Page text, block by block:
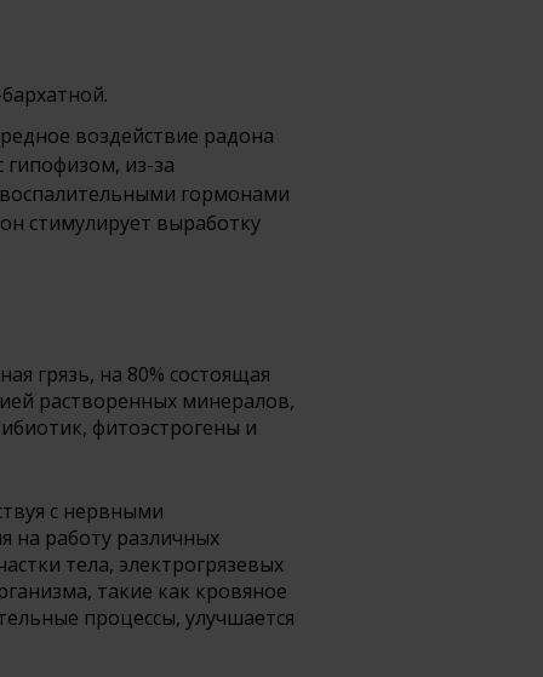
воздействие радона
гипофизом, из-за
гормонами
стимулирует выработку
грязь, на 80% состоящая
растворенных минералов,
фитоэстрогены и
с нервными
на работу различных
тела, электрогрязевых
такие как кровяное
процессы, улучшается